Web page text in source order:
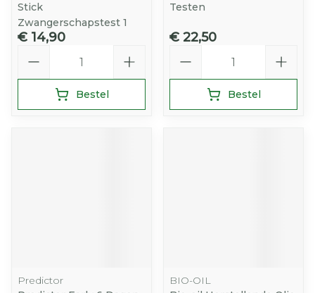
Stick
Zwangerschapstest 1
€ 14,90
Bestel
Testen
€ 22,50
Bestel
Predictor
BIO-OIL